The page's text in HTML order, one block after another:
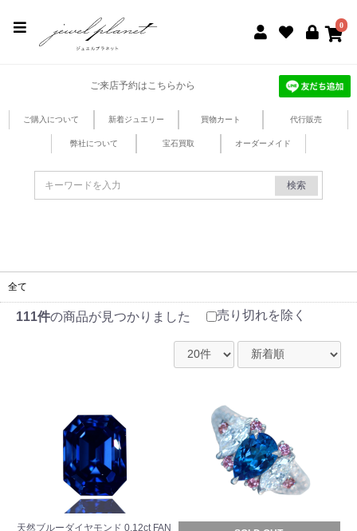
0
ご来店予約はこちらから
ご購入について 新着ジュエリー 買物カート 代行販売
弊社について 宝石買取 オーダーメイド
検索
全て
111件の商品が見つかりました 売り切れを除く
天然ブルーダイヤモンド 0.12ct FAN